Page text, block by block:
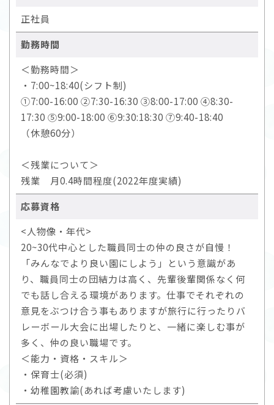
正社員
勤務時間
＜勤務時間＞
・7:00~18:40(シフト制)
①7:00-16:00 ②7:30-16:30 ③8:00-17:00 ④8:30-
17:30 ⑤9:00-18:00 ⑥9:30:18:30 ⑦9:40-18:40
（休憩60分）
＜残業について＞
残業 月0.4時間程度(2022年度実績)
応募資格
<人物像・年代>
20~30代中心とした職員同士の仲の良さが自慢！
「みんなでより良い園にしよう」という意識があ
り、職員同士の団結力は高く、先輩後輩関係なく何
でも話し合える環境があります。仕事でそれぞれの
意見をぶつけ合う事もありますが旅行に行ったりバ
レーボール大会に出場したりと、一緒に楽しむ事が
多く、仲の良い職場です。
＜能力・資格・スキル＞
・保育士(必須)
・幼稚園教諭(あれば考慮いたします)